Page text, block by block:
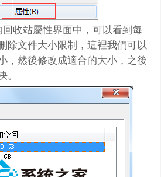
收站屬性界面中，可以看到每
除文件大小限制，這裡我們可以
，然後修改成適合的大小，之後
。